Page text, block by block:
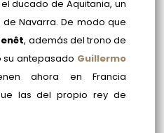
ducado de Aquitania, un
Navarra. De modo que
, además del trono de
su antepasado Guillermo
ahora en Francia
las del propio rey de